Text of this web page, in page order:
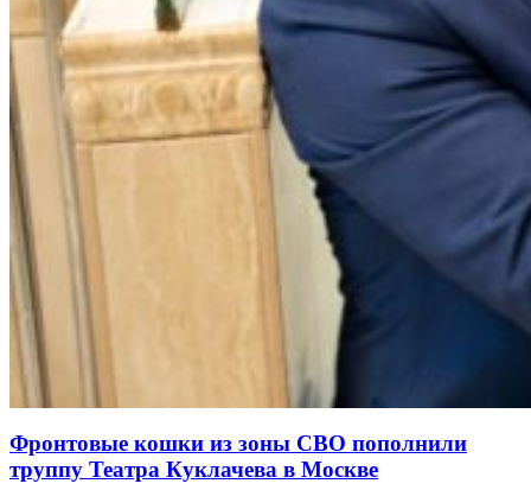
Фронтовые кошки из зоны СВО пополнили
труппу Театра Куклачева в Москве